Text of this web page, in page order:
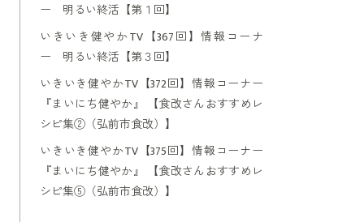
ー 明るい終活【第１回】
いきいき健やかTV【367回】情報コーナ
ー 明るい終活【第３回】
いきいき健やかTV【372回】情報コーナー
『まいにち健やか』 【食改さんおすすめレ
シピ集②（弘前市食改）】
いきいき健やかTV【375回】情報コーナー
『まいにち健やか』 【食改さんおすすめレ
シピ集⑤（弘前市食改）】